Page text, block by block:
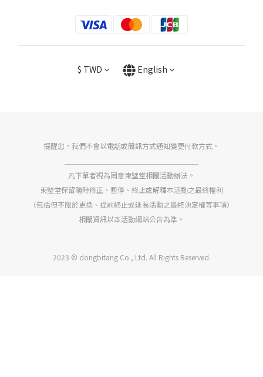
$ TWD English
提醒您，我們不會以電話或簡訊方式通知變更付款方式。
凡下單者視為同意東璧堂相關活動辦法。
東璧堂保留隨時修正、暫停、終止或解釋本活動之最終權利
（包括但不限於更換、提前終止或延長活動之最終決定權等事項）
相關資訊以本活動網站公告為準。
2023 © dongbitang Co., Ltd. All Rights Reserved.